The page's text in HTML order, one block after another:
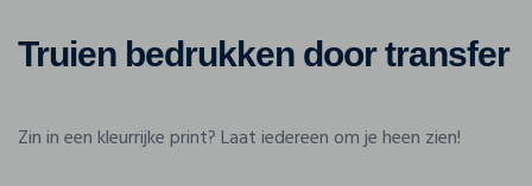
Truien bedrukken door transfer
Zin in een kleurrijke print? Laat iedereen om je heen zien!